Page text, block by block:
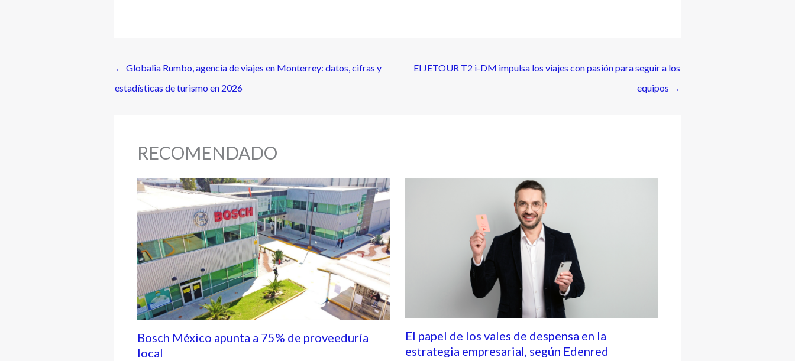
← Globalia Rumbo, agencia de viajes en Monterrey: datos, cifras y
estadísticas de turismo en 2026
El JETOUR T2 i-DM impulsa los viajes con pasión para seguir a los
equipos →
RECOMENDADO
Bosch México apunta a 75% de proveeduría
local
El papel de los vales de despensa en la
estrategia empresarial, según Edenred